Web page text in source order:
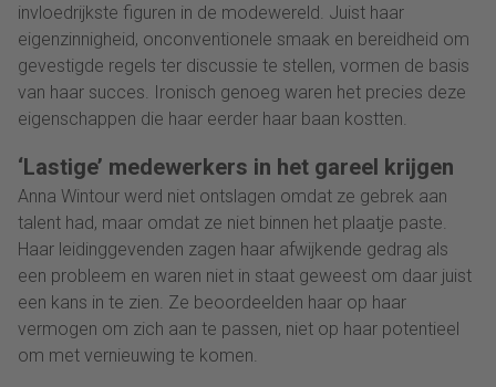
invloedrijkste figuren in de modewereld. Juist haar
eigenzinnigheid, onconventionele smaak en bereidheid om
gevestigde regels ter discussie te stellen, vormen de basis
van haar succes. Ironisch genoeg waren het precies deze
eigenschappen die haar eerder haar baan kostten.
‘Lastige’ medewerkers in het gareel krijgen
Anna Wintour werd niet ontslagen omdat ze gebrek aan
talent had, maar omdat ze niet binnen het plaatje paste.
Haar leidinggevenden zagen haar afwijkende gedrag als
een probleem en waren niet in staat geweest om daar juist
een kans in te zien. Ze beoordeelden haar op haar
vermogen om zich aan te passen, niet op haar potentieel
om met vernieuwing te komen.